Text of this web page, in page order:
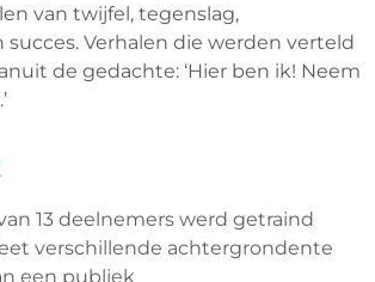
van twijfel, tegenslag,
Verhalen die werden verteld
de gedachte: ‘Hier ben ik! Neem
13 deelnemers werd getraind
verschillende achtergrondente
een publiek